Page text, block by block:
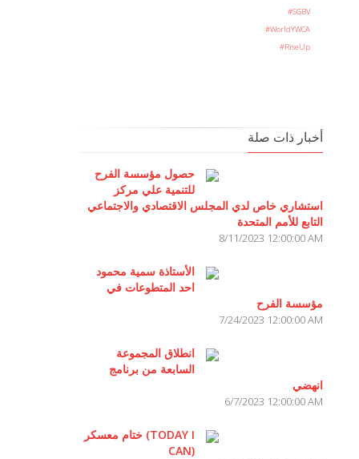
#SGBV
#WorldYWCA
#RiseUp
أخبار ذات صلة
حصول مؤسسة الفرح
للتنمية علي مركز
استشاري خاص لدي المجلس الاقتصادي والاجتماعي
التابع للأمم المتحدة
8/11/2023 12:00:00 AM
الأستاذة سمية محمود
احد المتطوعات في
مؤسسة الفرح
7/24/2023 12:00:00 AM
انطلاق المجموعة
السابعة من برنامج
انهضي
6/7/2023 12:00:00 AM
ختام معسكر (TODAY I
CAN)